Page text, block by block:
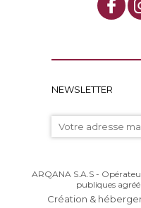
NEWSLETTER
ARQANA S.A.S -
publiques
Création &